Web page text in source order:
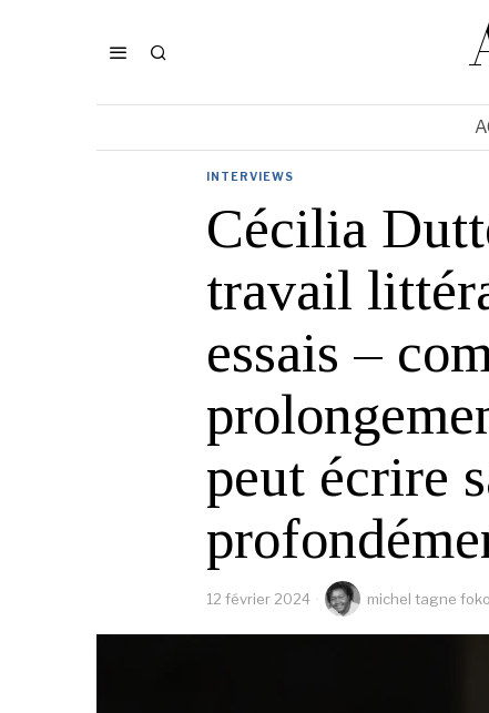
INTERVIEWS
Cécilia
travail
essais –
peut écrire
12 février 2024 michel tagne foko